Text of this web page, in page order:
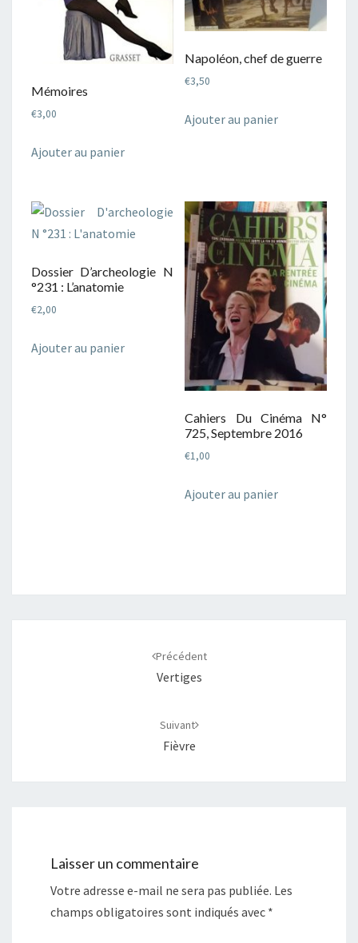
Mémoires
€3,00
Ajouter au panier
Napoléon, chef de guerre
€3,50
Ajouter au panier
Dossier D’archeologie N
°231 : L’anatomie
€2,00
Ajouter au panier
Cahiers Du Cinéma N°
725, Septembre 2016
€1,00
Ajouter au panier
Précédent
Vertiges
Suivant
Fièvre
Laisser un commentaire
Votre adresse e-mail ne sera pas publiée. Les
champs obligatoires sont indiqués avec *